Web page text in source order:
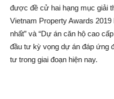
được đề cử hai hạng mục giải
Vietnam Property Awards
nhất” và “Dự án căn hộ cao
đầu tư kỳ vọng dự án đáp ứng
tư trong giai đoạn hiện nay.